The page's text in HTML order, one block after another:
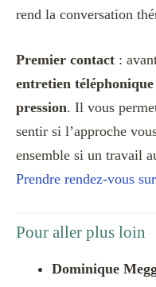
rend la conversation
Premier contact :
entretien
pression. Il vous
sentir si l’approche
ensemble si un travail
Prendre rendez-vous
Pour aller plus loin
Dominique